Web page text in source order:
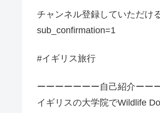
チャンネル登録していただけ
sub_confirmation=1
#イギリス旅行
ーーーーーーー自己紹介ーー
イギリスの大学院でWildlife